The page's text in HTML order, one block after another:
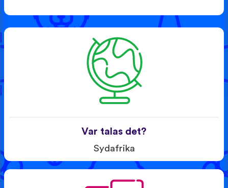
Var talas det?
Sydafrika